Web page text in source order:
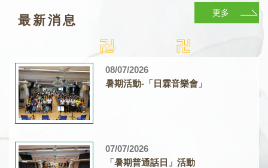
最新消息
更多
08/07/2026
暑期活動-「日霖音樂會」
07/07/2026
「暑期普通話日」活動